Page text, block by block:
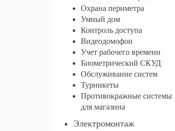
Охрана периметра
Умный дом
Контроль доступа
Видеодомофон
Учет рабочего времени
Биометрический СКУД
Обслуживание систем
Турникеты
Противокражные системы
для магазина
Электромонтаж